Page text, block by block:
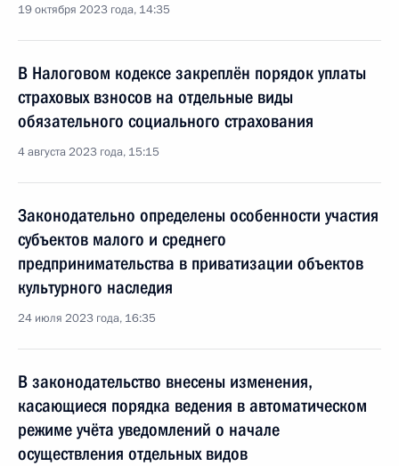
19 октября 2023 года, 14:35
В Налоговом кодексе закреплён порядок уплаты
страховых взносов на отдельные виды
обязательного социального страхования
4 августа 2023 года, 15:15
Законодательно определены особенности участия
субъектов малого и среднего
предпринимательства в приватизации объектов
культурного наследия
24 июля 2023 года, 16:35
В законодательство внесены изменения,
касающиеся порядка ведения в автоматическом
режиме учёта уведомлений о начале
осуществления отдельных видов